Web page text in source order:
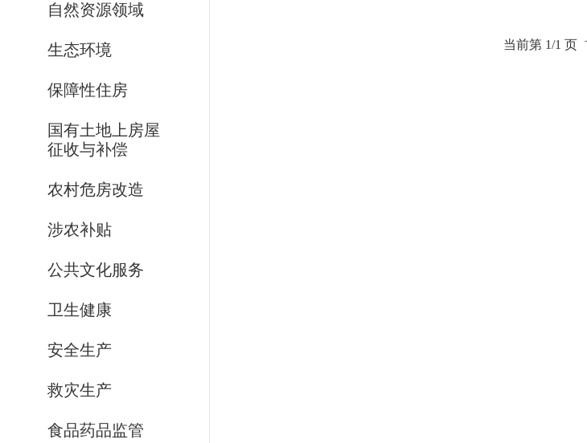
自然资源领域
生态环境
保障性住房
国有土地上房屋
征收与补偿
农村危房改造
涉农补贴
公共文化服务
卫生健康
安全生产
救灾生产
食品药品监管
当前第 1/1 页